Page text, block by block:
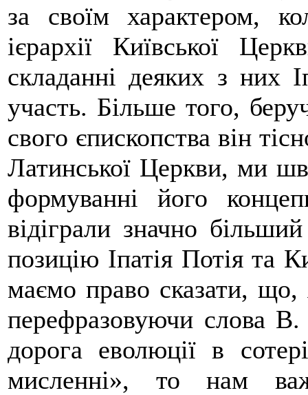
за своїм характером,
ієрархії Київської
складанні деяких з них
участь. Більше того,
свого єпископства він
Латинської Церкви, ми
формуванні його
відіграли значно
позицію Іпатія Потія та
маємо право сказати,
перефразовуючи слова В.
дорога еволюції в
мисленні», то нам